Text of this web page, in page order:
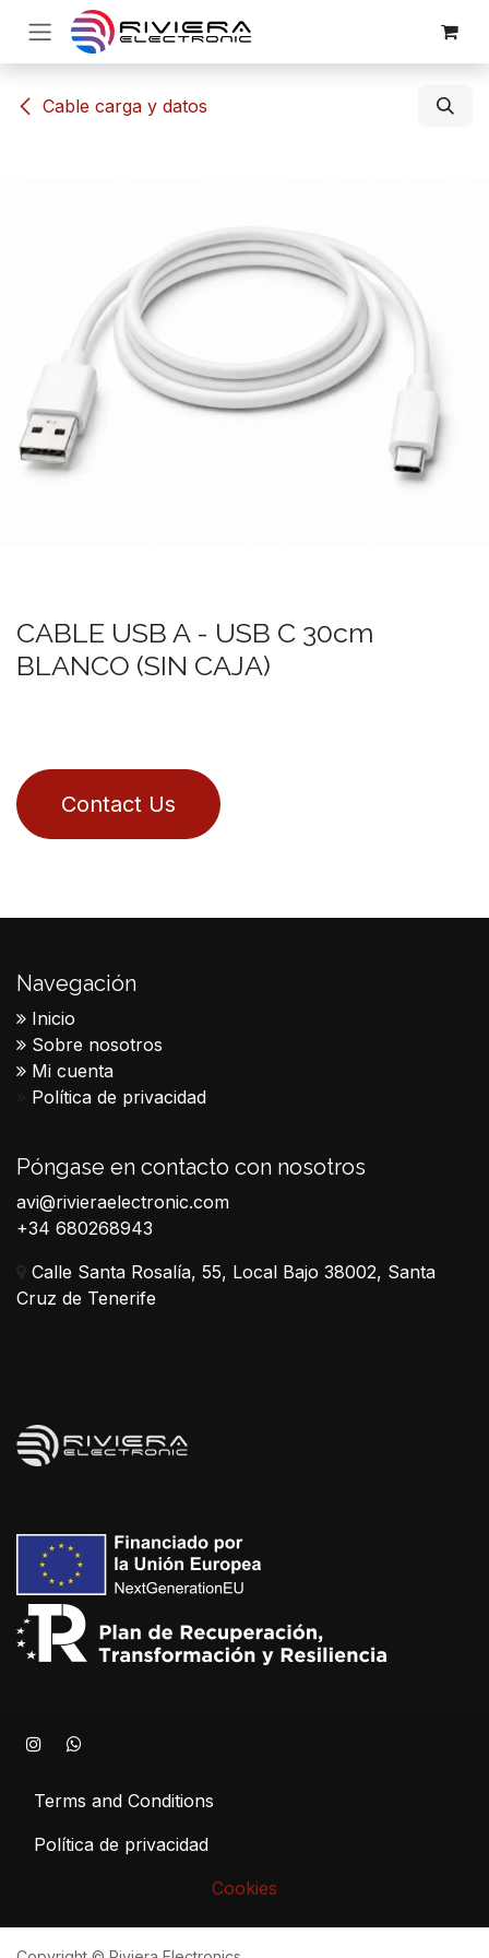
Ir al contenido
​​Cable carga y datos
CABLE USB A - USB C 30cm
BLANCO (SIN CAJA)
Contact Us
Navegación
Inicio
Sobre nosotros
Mi cuenta
Política de privacidad
Póngase en contacto con nosotros
avi@rivieraelectronic.com
+34 680268943
Calle Santa Rosalía, 55, Local Bajo 38002, Santa
Cruz de Tenerife
Terms and Conditions
Política de privacidad
Cookies